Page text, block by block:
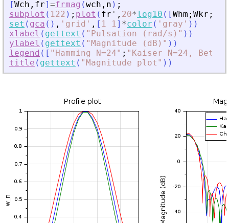
[Wch , fr] =frmag (wch , n ) ;
subplot ( 122 ) ; plot ( fr ' , 20*log10 ( [Whm ; Wkr ;
set ( gca ( ) , ' grid ' , [ 1 1] *color ( ' gray ' ) )
xlabel ( gettext ( " Pulsation (rad/s) " ) )
ylabel ( gettext ( "Magnitude (dB) " ) )
legend ( [ " Hamming N=24" ; " Kaiser N=24, Beta=6
title ( gettext ( "Magnitude plot " ) )